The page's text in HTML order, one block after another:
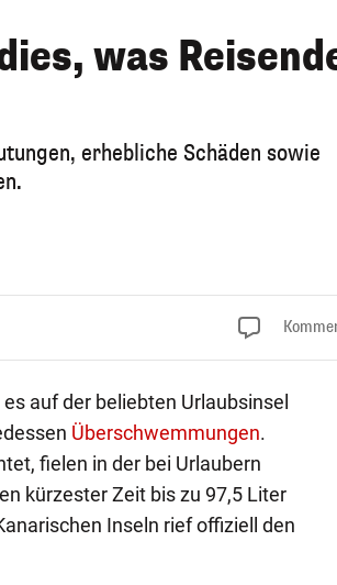
was
erhebliche Schäden sowie
es auf der beliebten Urlaubsinsel
Überschwemmungen.
fielen in der bei Urlaubern
kürzester Zeit bis zu 97,5 Liter
Inseln rief offiziell den